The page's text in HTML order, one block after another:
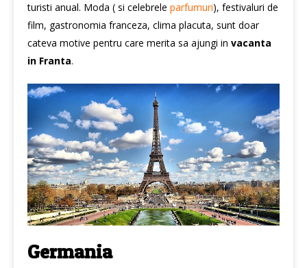
turisti anual. Moda ( si celebrele parfumuri), festivaluri de
film, gastronomia franceza, clima placuta, sunt doar
cateva motive pentru care merita sa ajungi in vacanta
in Franta.
Germania